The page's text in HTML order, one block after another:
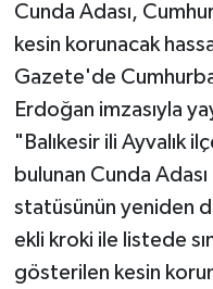
Cunda Adası,
kesin korunacak
Gazete'de
Erdoğan imzasıyla
"Balıkesir ili Ayvalık
bulunan Cunda
statüsünün yeniden
ekli kroki ile listede
gösterilen kesin